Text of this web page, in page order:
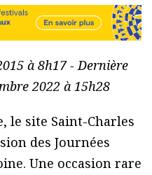
à 8h17 - Dernière
2022 à 15h28
le site Saint-Charles
des Journées
Une occasion rare